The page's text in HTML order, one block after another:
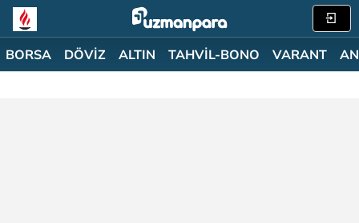
BORSA DÖVİZ ALTIN TAHVİL-BONO VARANT